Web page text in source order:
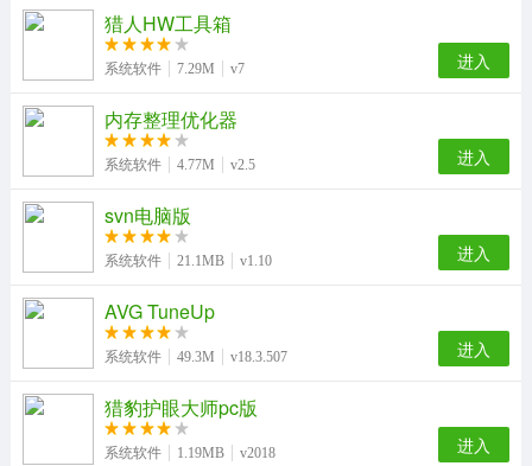
猎人HW工具箱
系统软件 7.29M v7 进入
内存整理优化器
系统软件 4.77M v2.5 进入
svn电脑版
系统软件 21.1MB v1.10 进入
AVG TuneUp
系统软件 49.3M v18.3.507 进入
猎豹护眼大师pc版
系统软件 1.19MB v2018 进入